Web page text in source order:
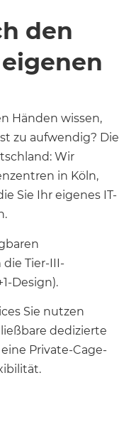
den
Händen wissen,
zu aufwendig? Die
Wir
in Köln,
Sie Ihr eigenes IT-
Tier-III-
Design).
Sie nutzen
dedizierte
Private-Cage-